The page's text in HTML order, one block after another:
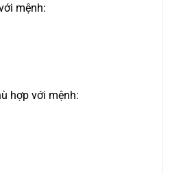
mệnh:
hợp với mệnh: